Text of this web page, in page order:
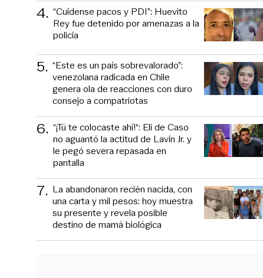
4. “Cuídense pacos y PDI”: Huevito
Rey fue detenido por amenazas a la
policía
5. “Este es un país sobrevalorado”:
venezolana radicada en Chile
genera ola de reacciones con duro
consejo a compatriotas
6. “¡Tú te colocaste ahí!“: Eli de Caso
no aguantó la actitud de Lavín Jr. y
le pegó severa repasada en
pantalla
7. La abandonaron recién nacida, con
una carta y mil pesos: hoy muestra
su presente y revela posible
destino de mamá biológica